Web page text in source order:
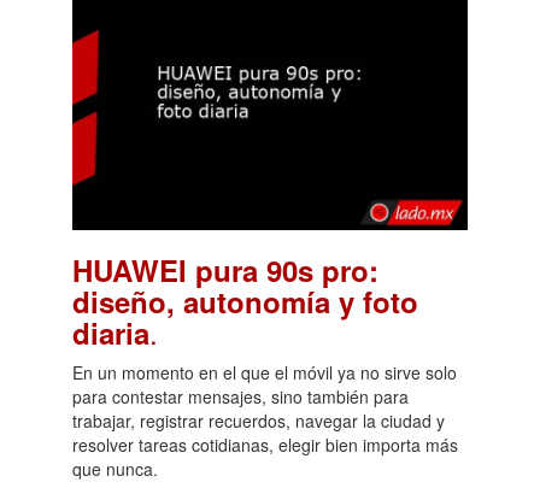
HUAWEI pura 90s pro:
diseño, autonomía y foto
diaria.
En un momento en el que el móvil ya no sirve solo
para contestar mensajes, sino también para
trabajar, registrar recuerdos, navegar la ciudad y
resolver tareas cotidianas, elegir bien importa más
que nunca.